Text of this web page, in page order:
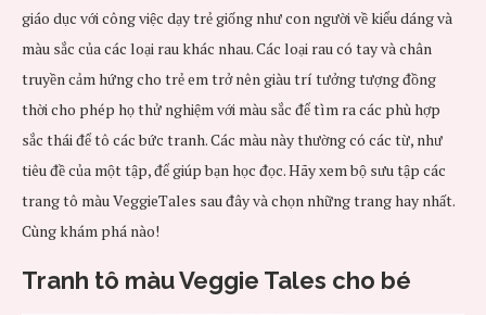
giáo dục với công việc dạy trẻ giống như con người về kiểu dáng và
màu sắc của các loại rau khác nhau.Các loại rau có tay và chân
truyền cảm hứng cho trẻ em trở nên giàu trí tưởng tượng đồng
thời cho phép họ thử nghiệm với màu sắc để tìm ra các phù hợp
sắc thái để tô các bức tranh.Các màu này thường có các từ, như
tiêu đề của một tập, để giúp bạn học đọc.Hãy xem bộ sưu tập các
trang tô màu VeggieTales sau đây và chọn những trang hay nhất.
Cùng khám phá nào!
Tranh tô màu Veggie Tales cho bé